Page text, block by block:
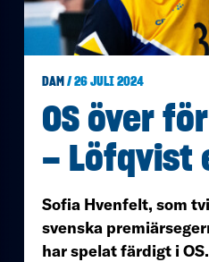
DAM / 26 JULI 2024
OS över
– Löfqvist
Sofia Hvenfelt, som
svenska
har spelat färdigt i